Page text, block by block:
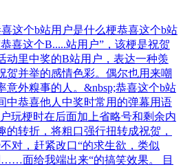
这个b站用户是什么梗恭喜这个b站
喜这个B.....站用户”，该梗是祝贺
动里中奖的B站用户，表达一种羡
贺并举的感情色彩。偶尔也用来嘲
意外糗事的人。&nbsp;恭喜这个b站
中恭喜他人中奖时常用的弹幕用语
玩梗时在后面加上省略号和剩余内
的转折，将粗口强行扭转成祝贺，
对，赶紧改口“的求生欲，类似
面给我端出来“的搞笑效果。 目